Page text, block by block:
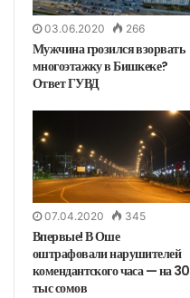
03.06.2020 266
Мужчина грозился взорвать
многоэтажку в Бишкеке?
Ответ ГУВД
07.04.2020 345
Впервые! В Оше
оштрафовали нарушителей
комендантского часа — на 30
тыс сомов